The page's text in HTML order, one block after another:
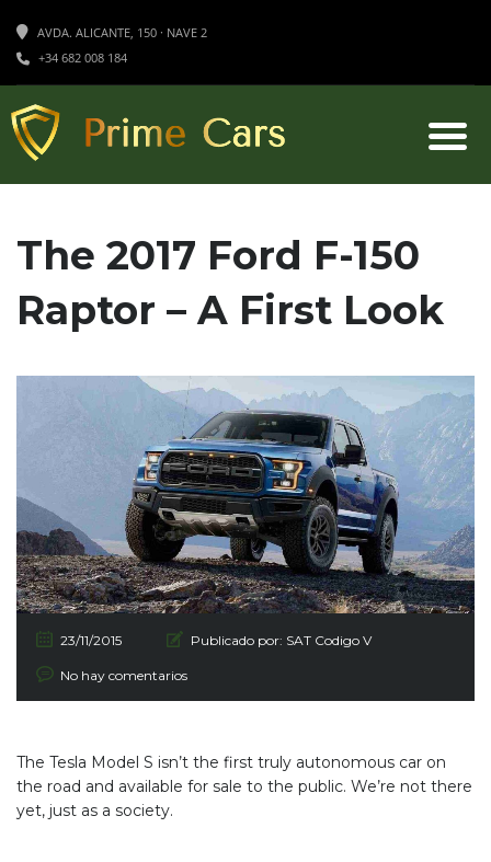
AVDA. ALICANTE, 150 · NAVE 2
+34 682 008 184
The 2017 Ford F-150
Raptor – A First Look
23/11/2015 Publicado por: SAT Codigo V
No hay comentarios
The Tesla Model S isn’t the first truly autonomous car on
the road and available for sale to the public. We’re not there
yet, just as a society.